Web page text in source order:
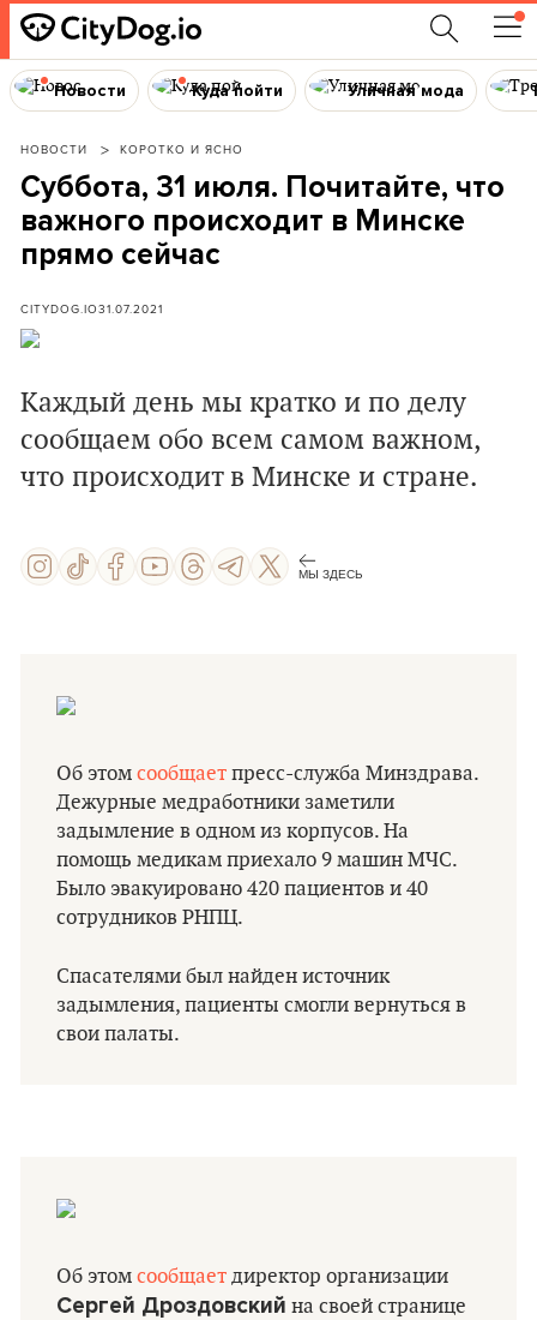
Новости Куда пойти Уличная мода
НОВОСТИ КОРОТКО И ЯСНО
Суббота, 31 июля. Почитайте, что
важного происходит в Минске
прямо сейчас
CITYDOG.IO31.07.2021
Каждый день мы кратко и по делу
сообщаем обо всем самом важном,
что происходит в Минске и стране.
МЫ ЗДЕСЬ
Об этом сообщает пресс-служба Минздрава.
Дежурные медработники заметили
задымление в одном из корпусов. На
помощь медикам приехало 9 машин МЧС.
Было эвакуировано 420 пациентов и 40
сотрудников РНПЦ.
Спасателями был найден источник
задымления, пациенты смогли вернуться в
свои палаты.
Об этом сообщает директор организации
Сергей Дроздовский на своей странице